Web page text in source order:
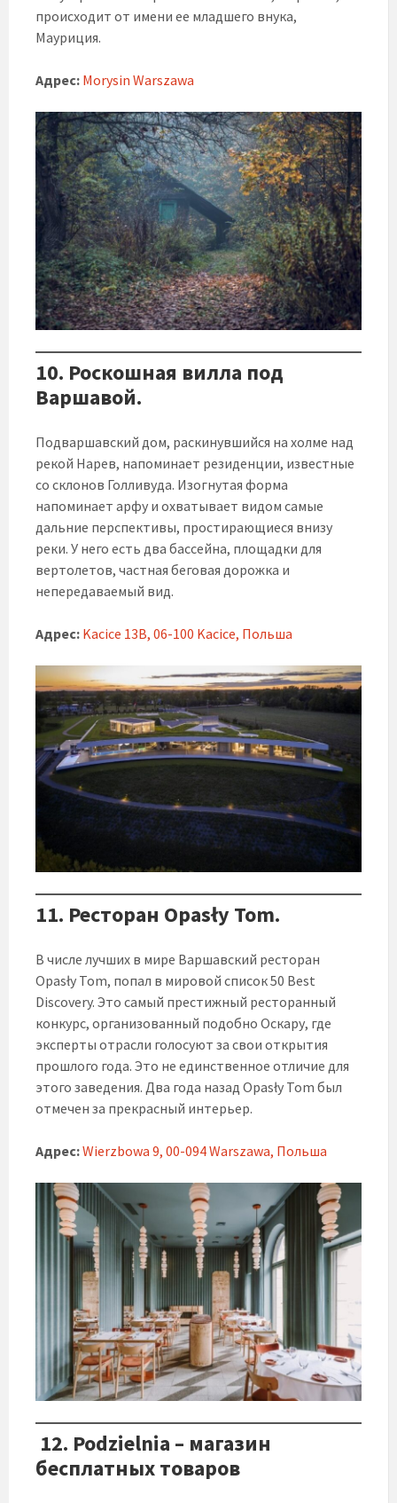
происходит от имени ее младшего внука,
Мауриция.
Адрес: Morysin Warszawa
10. Роскошная вилла под
Варшавой.
Подваршавский дом, раскинувшийся на холме над
рекой Нарев, напоминает резиденции, известные
со склонов Голливуда. Изогнутая форма
напоминает арфу и охватывает видом самые
дальние перспективы, простирающиеся внизу
реки. У него есть два бассейна, площадки для
вертолетов, частная беговая дорожка и
непередаваемый вид.
Адрес: Kacice 13B, 06-100 Kacice, Польша
11. Ресторан Opasły Tom.
В числе лучших в мире Варшавский ресторан
Opasły Tom, попал в мировой список 50 Best
Discovery. Это самый престижный ресторанный
конкурс, организованный подобно Оскару, где
эксперты отрасли голосуют за свои открытия
прошлого года. Это не единственное отличие для
этого заведения. Два года назад Opasły Tom был
отмечен за прекрасный интерьер.
Адрес:Wierzbowa 9, 00-094 Warszawa, Польша
12. Podzielnia – магазин
бесплатных товаров